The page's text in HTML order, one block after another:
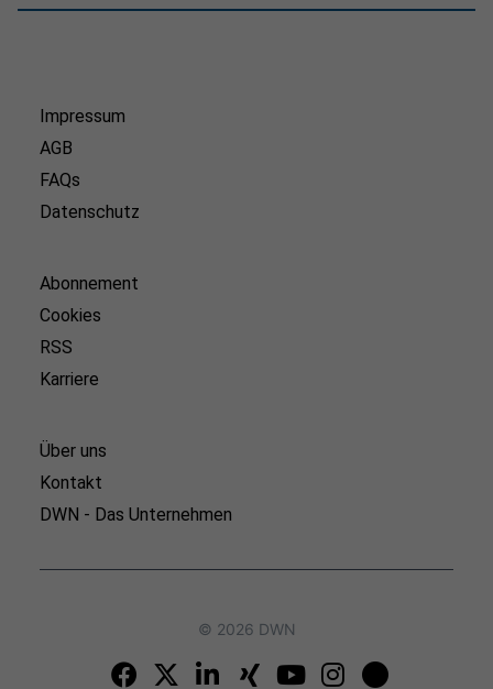
Impressum
AGB
FAQs
Datenschutz
Abonnement
Cookies
RSS
Karriere
Über uns
Kontakt
DWN - Das Unternehmen
© 2026 DWN